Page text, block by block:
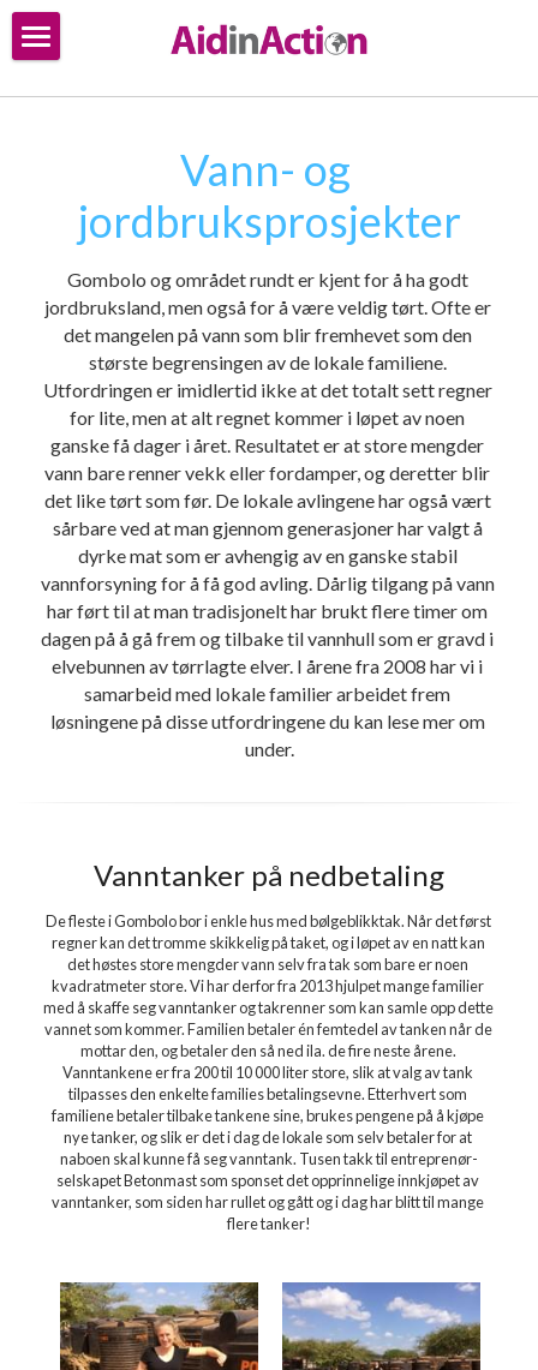
Vann- og
jordbruksprosjekter
Gombolo og området rundt er kjent for å ha godt
jordbruksland, men også for å være veldig tørt. Ofte er
det mangelen på vann som blir fremhevet som den
største begrensingen av de lokale familiene.
Utfordringen er imidlertid ikke at det totalt sett regner
for lite, men at alt regnet kommer i løpet av noen
ganske få dager i året. Resultatet er at store mengder
vann bare renner vekk eller fordamper, og deretter blir
det like tørt som før. De lokale avlingene har også vært
sårbare ved at man gjennom generasjoner har valgt å
dyrke mat som er avhengig av en ganske stabil
vannforsyning for å få god avling. Dårlig tilgang på vann
har ført til at man tradisjonelt har brukt flere timer om
dagen på å gå frem og tilbake til vannhull som er gravd i
elvebunnen av tørrlagte elver. I årene fra 2008 har vi i
samarbeid med lokale familier arbeidet frem
løsningene på disse utfordringene du kan lese mer om
under.
Vanntanker på nedbetaling
De fleste i Gombolo bor i enkle hus med bølgeblikktak. Når det først
regner kan det tromme skikkelig på taket, og i løpet av en natt kan
det høstes store mengder vann selv fra tak som bare er noen
kvadratmeter store. Vi har derfor fra 2013 hjulpet mange familier
med å skaffe seg vanntanker og takrenner som kan samle opp dette
vannet som kommer. Familien betaler én femtedel av tanken når de
mottar den, og betaler den så ned ila. de fire neste årene.
Vanntankene er fra 200 til 10 000 liter store, slik at valg av tank
tilpasses den enkelte families betalingsevne. Etterhvert som
familiene betaler tilbake tankene sine, brukes pengene på å kjøpe
nye tanker, og slik er det i dag de lokale som selv betaler for at
naboen skal kunne få seg vanntank. Tusen takk til entreprenør-
selskapet Betonmast som sponset det opprinnelige innkjøpet av
vanntanker, som siden har rullet og gått og i dag har blitt til mange
flere tanker!